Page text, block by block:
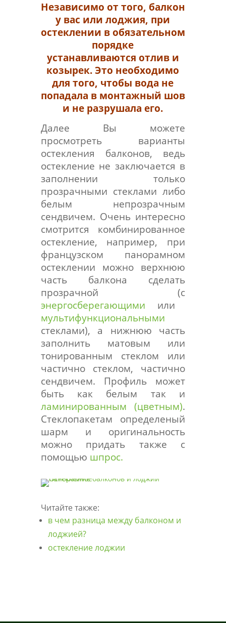
Независимо от того, балкон
у вас или лоджия, при
остеклении в обязательном
порядке
устанавливаются отлив и
козырек. Это необходимо
для того, чтобы вода не
попадала в монтажный шов
и не разрушала его.
Далее Вы можете
просмотреть варианты
остекления балконов, ведь
остекление не заключается в
заполнении только
прозрачными стеклами либо
белым непрозрачным
сендвичем. Очень интересно
смотрится комбинированное
остекление, например, при
французском панорамном
остеклении можно верхнюю
часть балкона сделать
прозрачной (с
энергосберегающими или
мультифункциональными
стеклами), а нижнюю часть
заполнить матовым или
тонированным стеклом или
частично стеклом, частично
сендвичем. Профиль может
быть как белым так и
ламинированным (цветным).
Стеклопакетам определеный
шарм и оригинальность
можно придать также с
помощью шпрос.
Читайте также:
в чем разница между балконом и
лоджией?
остекление лоджии